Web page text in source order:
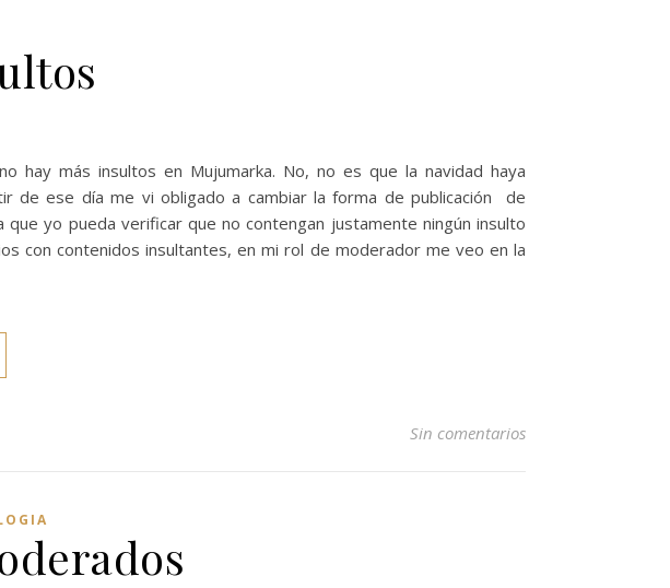
más insultos en Mujumarka. No, no es que la navidad haya
de ese día me vi obligado a cambiar la forma de publicación de
yo pueda verificar que no contengan justamente ningún insulto
con contenidos insultantes, en mi rol de moderador me veo en la
Sin comentarios